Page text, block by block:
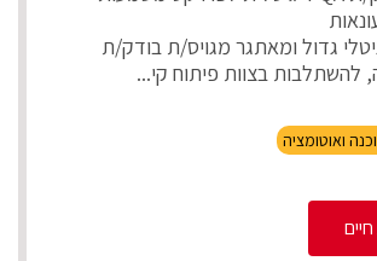
גדול ומאתגר מגויס/ת בודק/ת
להשתלבות בצוות פיתוח קי...
ואוטומציה